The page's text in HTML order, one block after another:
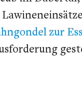
zur